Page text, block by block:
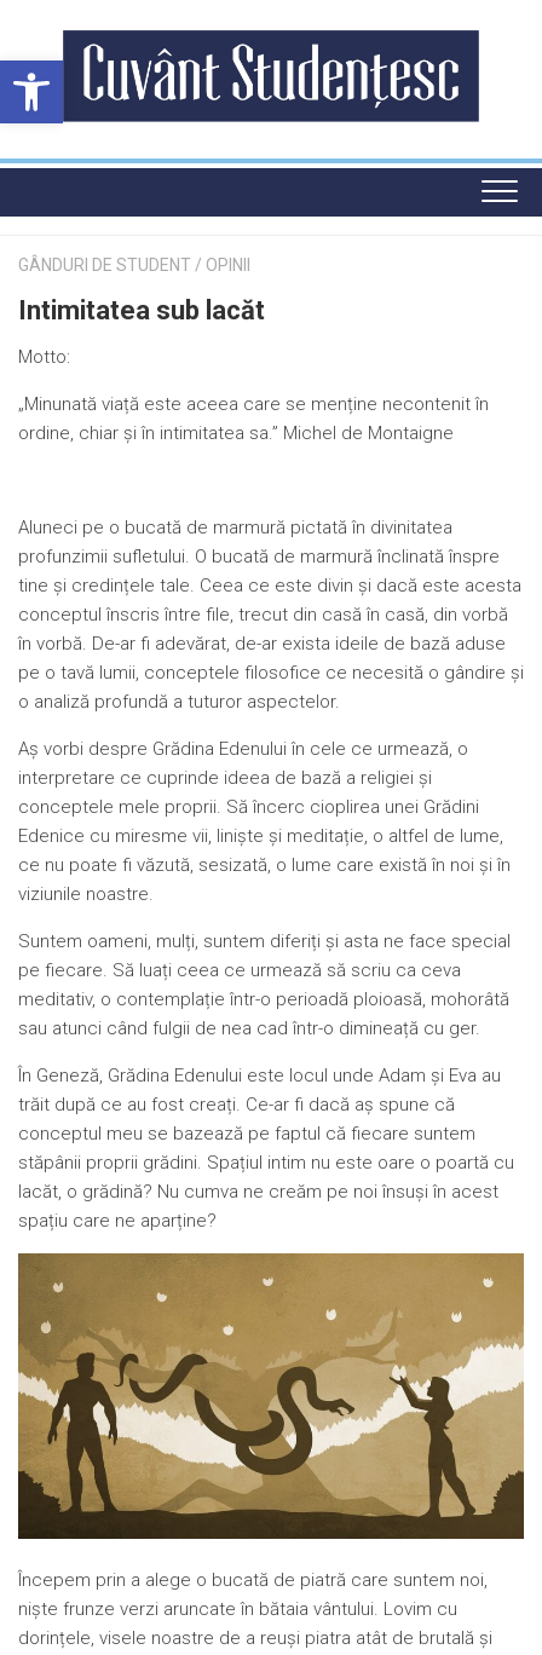
Deschide bara de unelte
content
GÂNDURI DE STUDENT / OPINII
Intimitatea sub lacăt
Motto:
„Minunată viață este aceea care se menține necontenit în
ordine, chiar și în intimitatea sa.” Michel de Montaigne
Aluneci pe o bucată de marmură pictată în divinitatea
profunzimii sufletului. O bucată de marmură înclinată înspre
tine și credințele tale. Ceea ce este divin și dacă este acesta
conceptul înscris între file, trecut din casă în casă, din vorbă
în vorbă. De-ar fi adevărat, de-ar exista ideile de bază aduse
pe o tavă lumii, conceptele filosofice ce necesită o gândire și
o analiză profundă a tuturor aspectelor.
Aș vorbi despre Grădina Edenului în cele ce urmează, o
interpretare ce cuprinde ideea de bază a religiei și
conceptele mele proprii. Să încerc cioplirea unei Grădini
Edenice cu miresme vii, liniște și meditație, o altfel de lume,
ce nu poate fi văzută, sesizată, o lume care există în noi și în
viziunile noastre.
Suntem oameni, mulți, suntem diferiți și asta ne face special
pe fiecare. Să luați ceea ce urmează să scriu ca ceva
meditativ, o contemplație într-o perioadă ploioasă, mohorâtă
sau atunci când fulgii de nea cad într-o dimineață cu ger.
În Geneză, Grădina Edenului este locul unde Adam și Eva au
trăit după ce au fost creați. Ce-ar fi dacă aș spune că
conceptul meu se bazează pe faptul că fiecare suntem
stăpânii proprii grădini. Spațiul intim nu este oare o poartă cu
lacăt, o grădină? Nu cumva ne creăm pe noi însuși în acest
spațiu care ne aparține?
Începem prin a alege o bucată de piatră care suntem noi,
niște frunze verzi aruncate în bătaia vântului. Lovim cu
dorințele, visele noastre de a reuși piatra atât de brutală și